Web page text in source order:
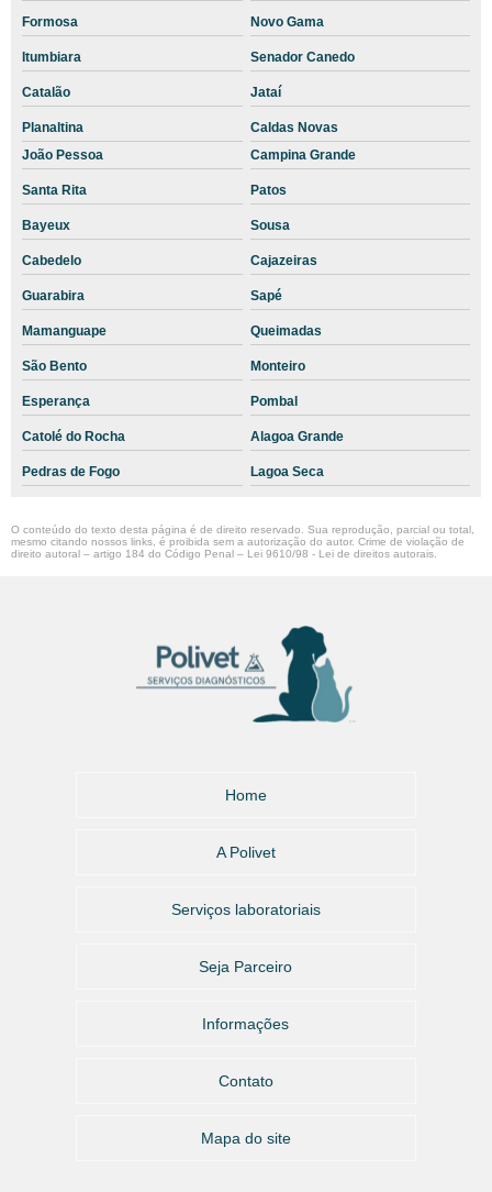
Terceirização de Exames Básicos Veterinários
Terceirização de Clínica Veterinária
Terceirização de exames laboratoriais
Terceirização de Exames Veterinários
Terceirização de Médico Veterinário
Triglicérides cachorro
Valores de exames veterinários
Veterinário patologista
Formosa Novo Gama
Itumbiara Senador Canedo
Catalão Jataí
Planaltina
Caldas Novas
João Pessoa
Campina Grande
Santa Rita Patos
Bayeux Sousa
Cabedelo Cajazeiras
Guarabira Sapé
Mamanguape Queimadas
São Bento Monteiro
Esperança Pombal
Catolé do Rocha Alagoa Grande
Pedras de Fogo Lagoa Seca
O conteúdo do texto desta página é de direito reservado. Sua reprodução, parcial ou total,
mesmo citando nossos links, é proibida sem a autorização do autor. Crime de violação de
direito autoral – artigo 184 do Código Penal – Lei 9610/98 - Lei de direitos autorais
Home
A Polivet
Serviços laboratoriais
Seja Parceiro
Informações
Contato
Mapa do site